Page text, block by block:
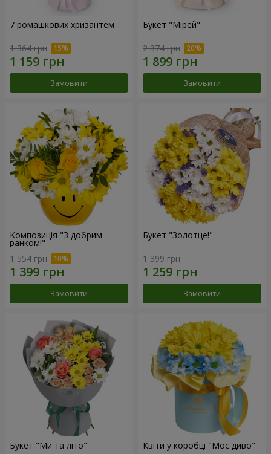
7 ромашкових хризантем
1 364 грн
Замовити
Букет "Мірей"
2 374 грн
Замовити
Композиція "З добрим
ранком!"
1 554 грн
Замовити
Букет "Золотце!"
1 399 грн
Замовити
Букет "Ми та літо" Квіти у коробці "Моє диво"